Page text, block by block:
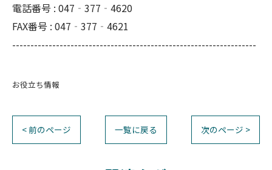
電話番号 : 047‐377‐4620
FAX番号 : 047‐377‐4621
-------------------------------------------------------------------
お役立ち情報
< 前のページ 一覧に戻る 次のページ >